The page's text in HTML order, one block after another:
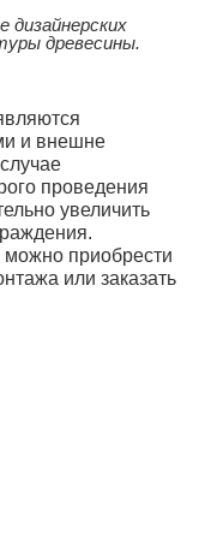
дизайнерских
древесины.
и внешне
проведения
увеличить
можно приобрести
или заказать